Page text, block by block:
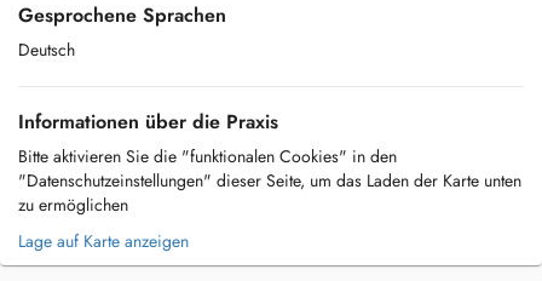
Gesprochene Sprachen
Deutsch
Informationen über die Praxis
Bitte aktivieren Sie die "funktionalen Cookies" in den
"Datenschutzeinstellungen" dieser Seite, um das Laden der Karte unten
zu ermöglichen
Lage auf Karte anzeigen